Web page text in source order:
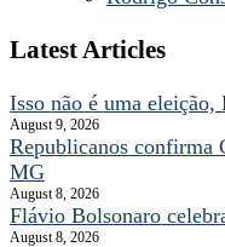
Latest Articles
Isso não é uma eleição,
August 9, 2026
Republicanos confirma
MG
August 8, 2026
Flávio Bolsonaro
August 8, 2026